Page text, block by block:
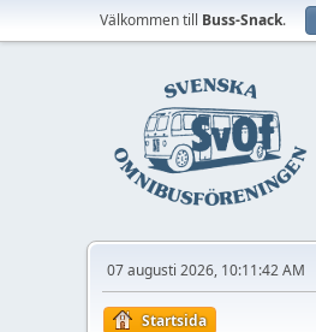
Välkommen till Buss-Snack.
07 augusti 2026, 10:11:42 AM
Startsida